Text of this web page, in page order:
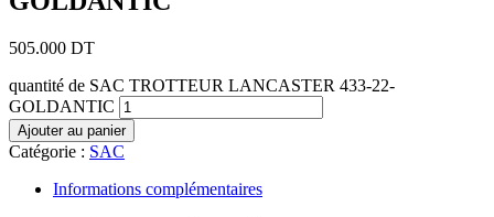
505.000 DT
quantité de SAC TROTTEUR LANCASTER 433-22-
GOLDANTIC
Ajouter au panier
Catégorie : SAC
Informations complémentaires